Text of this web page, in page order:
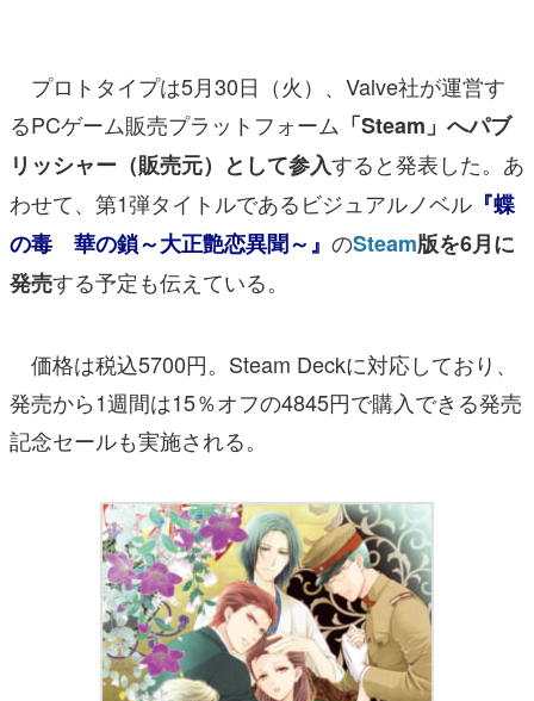
その他
電ファミニコゲーマーとは？
運営：株式会社マレ
プロトタイプは5月30日（火）、Valve社が運営す
るPCゲーム販売プラットフォーム 「Steam」へパブ
リッシャー（販売元）として参入すると発表した。あ
わせて、第1弾タイトルであるビジュアルノベル 『蝶
の毒 華の鎖～大正艶恋異聞～』 のSteam版を6月に
発売する予定も伝えている。
価格は税込5700円。Steam Deckに対応しており、
発売から1週間は15％オフの4845円で購入できる発売
記念セールも実施される。